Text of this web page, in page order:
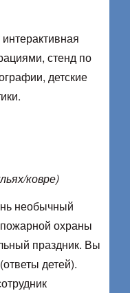
интерактивная
стенд по
детские
ковре)
необычный
пожарной охраны
праздник. Вы
детей).